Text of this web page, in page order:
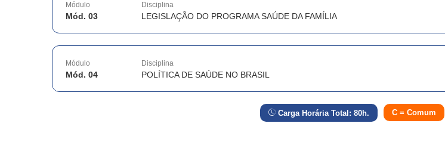
Módulo
Mód. 03
Disciplina
LEGISLAÇÃO DO PROGRAMA SAÚDE DA FAMÍLIA
Módulo
Mód. 04
Disciplina
POLÍTICA DE SAÚDE NO BRASIL
Carga Horária Total: 80h. C = Comum